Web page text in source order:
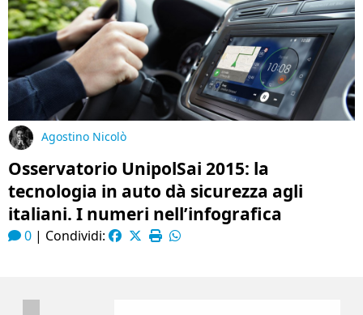
Agostino Nicolò
Osservatorio UnipolSai 2015: la
tecnologia in auto dà sicurezza agli
italiani. I numeri nell’infografica
0 | Condividi: